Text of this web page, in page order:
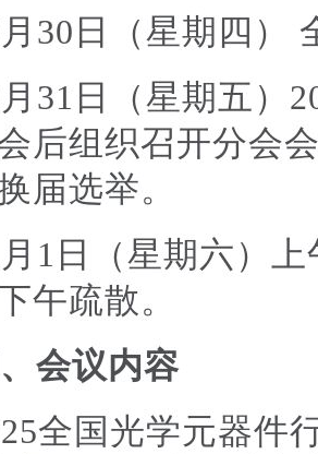
30日（星期四）
31日（星期五）
后组织召开分会
届选举。
1日（星期六）
午疏散。
会议内容
全国光学元器件